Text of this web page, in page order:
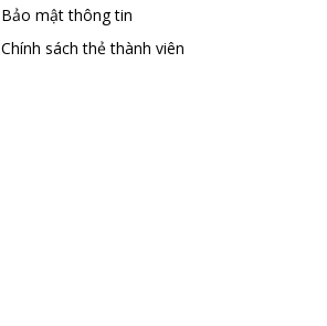
Bảo mật thông tin
Chính sách thẻ thành viên